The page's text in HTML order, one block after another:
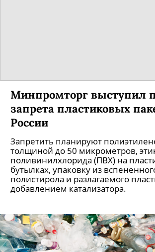
Минпромторг выступил
запрета пластиковых
России
Запретить планируют
толщиной до 50 микрометров,
поливинилхлорида (ПВХ) на
бутылках, упаковку из
полистирола и разлагаемого
добавлением катализатора.